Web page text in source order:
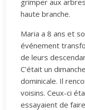
grimper aux
haute branche.
Maria a 8 ans et
événement
de leurs
C’était un
dominicale. Il
voisins. Ceux-ci
essayaient de